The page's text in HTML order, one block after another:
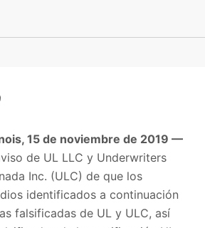
15 de noviembre de 2019 —
de UL LLC y Underwriters
Inc. (ULC) de que los
identificados a continuación
falsificadas de UL y ULC, así